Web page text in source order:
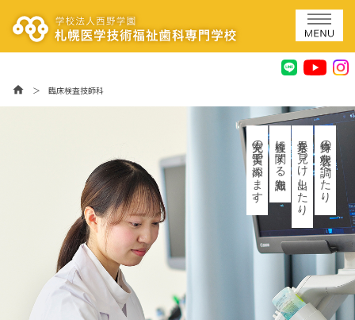
home ＞ 臨床検査技師科
身体の状態を調べたり、
異常を見つけ出したり。
検査に関する知識を、
充実の実習で深めます。